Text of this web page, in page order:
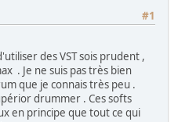
#1
des VST sois prudent ,
. Je ne suis pas très bien
que je connais très peu .
drummer . Ces softs
en principe que tout ce qui